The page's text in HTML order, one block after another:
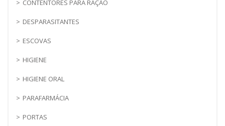
CONTENTORES PARA RAÇÃO
DESPARASITANTES
ESCOVAS
HIGIENE
HIGIENE ORAL
PARAFARMÁCIA
PORTAS